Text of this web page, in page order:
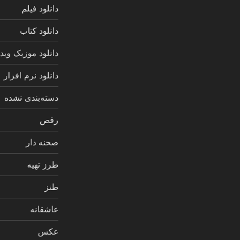
دانلود فیلم
دانلود کتاب
دانلود موزیک
دانلود نرم افزار
دسته‌بندی نشده
رقص
صحنه دار
طرز تهیه
طنز
عاشقانه
عکس